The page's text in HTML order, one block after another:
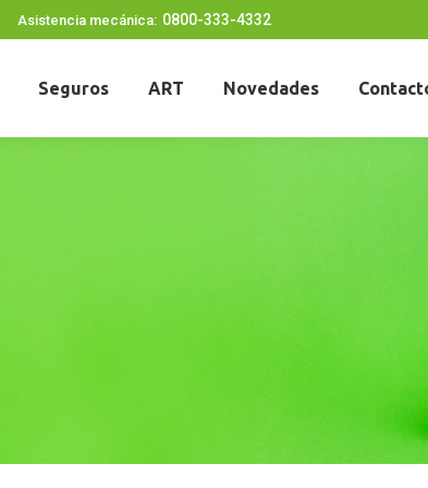
Asistencia mecánica: 0800-333-4332
Seguros ART Novedades